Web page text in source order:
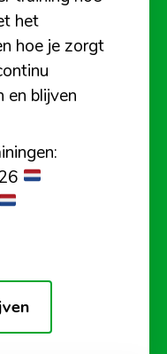
het
hoe je zorgt
en blijven